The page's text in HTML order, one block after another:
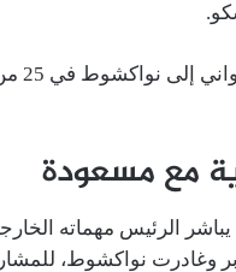
مع مسعودة
الرئيس مهماته
وغادرت نواكشوط،